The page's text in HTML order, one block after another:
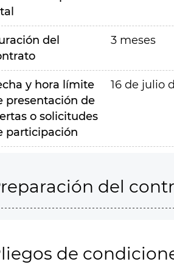
del
3 meses
y hora límite
presentación de
o solicitudes
participación
16 de julio
del
de